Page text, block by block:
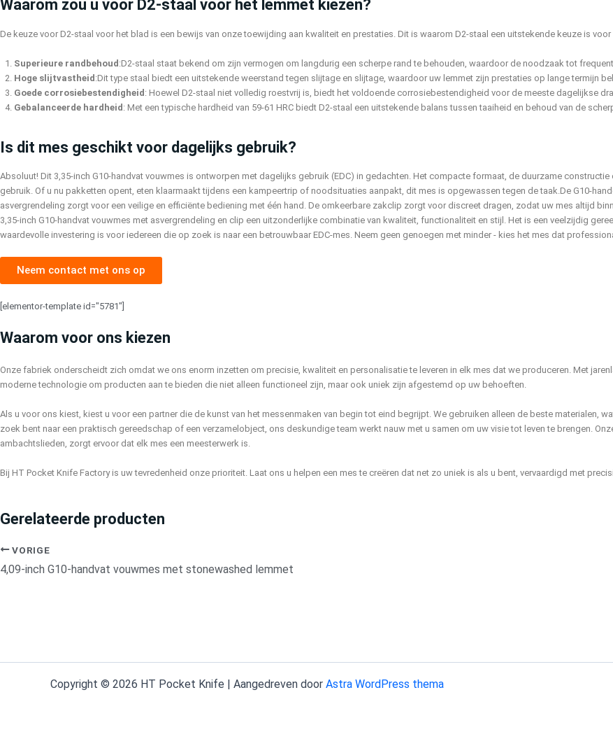
Waarom zou u voor D2-staal voor het lemmet kiezen?
De keuze voor D2-staal voor het blad is een bewijs van onze toewijding aan kwaliteit en prestaties. Dit is waarom D2-staal een uitstekende keuze is
Superieure randbehoud :D2-staal staat bekend om zijn vermogen om langdurig een scherpe rand te behouden, waardoor de noodzaak tot
Hoge slijtvastheid :Dit type staal biedt een uitstekende weerstand tegen slijtage en slijtage, waardoor uw lemmet zijn prestaties op lange termijn
Goede corrosiebestendigheid : Hoewel D2-staal niet volledig roestvrij is, biedt het voldoende corrosiebestendigheid voor de meeste dagelijkse
Gebalanceerde hardheid : Met een typische hardheid van 59-61 HRC biedt D2-staal een uitstekende balans tussen taaiheid en behoud van de
Is dit mes geschikt voor dagelijks gebruik?
Absoluut! Dit 3,35-inch G10-handvat vouwmes is ontworpen met dagelijks gebruik (EDC) in gedachten. Het compacte formaat, de duurzame
gebruik. Of u nu pakketten opent, eten klaarmaakt tijdens een kampeertrip of noodsituaties aanpakt, dit mes is opgewassen tegen de taak.De G10-
asvergrendeling zorgt voor een veilige en efficiënte bediening met één hand. De omkeerbare zakclip zorgt voor discreet dragen, zodat uw mes altijd
3,35-inch G10-handvat vouwmes met asvergrendeling en clip een uitzonderlijke combinatie van kwaliteit, functionaliteit en stijl. Het is een veelzijdig
waardevolle investering is voor iedereen die op zoek is naar een betrouwbaar EDC-mes. Neem geen genoegen met minder - kies het mes dat
Neem contact met ons op
[elementor-template id="5781"]
Waarom voor ons kiezen
Onze fabriek onderscheidt zich omdat we ons enorm inzetten om precisie, kwaliteit en personalisatie te leveren in elk mes dat we produceren. Met
moderne technologie om producten aan te bieden die niet alleen functioneel zijn, maar ook uniek zijn afgestemd op uw behoeften.
Als u voor ons kiest, kiest u voor een partner die de kunst van het messenmaken van begin tot eind begrijpt. We gebruiken alleen de beste materialen,
zoek bent naar een praktisch gereedschap of een verzamelobject, ons deskundige team werkt nauw met u samen om uw visie tot leven te brengen.
ambachtslieden, zorgt ervoor dat elk mes een meesterwerk is.
Bij HT Pocket Knife Factory is uw tevredenheid onze prioriteit. Laat ons u helpen een mes te creëren dat net zo uniek is als u bent, vervaardigd met
Gerelateerde producten
VORIGE
4,09-inch G10-handvat vouwmes met stonewashed lemmet
Copyright © 2026 HT Pocket Knife | Aangedreven door Astra WordPress thema